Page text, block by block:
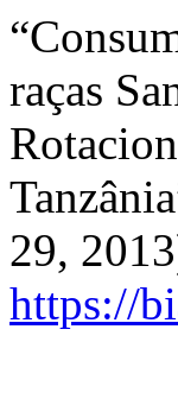
raças
29,
https://